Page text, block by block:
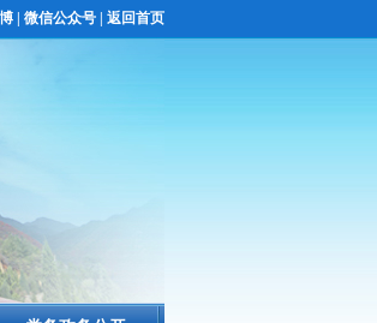
微信公众号 返回首页